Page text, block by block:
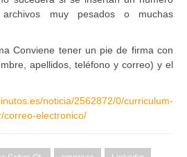
muy pesados o muchas
Conviene tener un pie de firma con
apellidos, teléfono y correo) y el
noticia/2562872/0/curriculum-
correo-electronico/